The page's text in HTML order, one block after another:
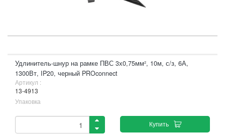
Удлинитель-шнур на рамке ПВС 3х0,75мм², 10м, с/з, 6А,
1300Вт, IP20, черный PROconnect
Артикул :
13-4913
Упаковка
Купить